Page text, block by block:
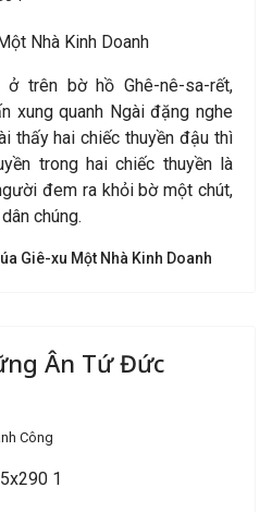
Nhà Kinh Doanh
trên bờ hồ Ghê-nê-sa-rết,
xung quanh Ngài đặng nghe
thấy hai chiếc thuyền đậu thì
trong hai chiếc thuyền là
đem ra khỏi bờ một chút,
chúng.
Giê-xu Một Nhà Kinh Doanh
Ân Tứ Đức
Công